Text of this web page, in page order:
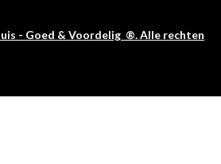
- Goed & Voordelig ®. Alle rechten